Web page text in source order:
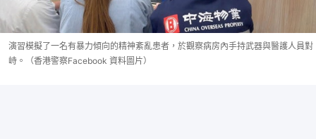
演習模擬了一名有暴力傾向的精神紊亂患者，於觀察病房內手持武器與醫護人員對
峙。（香港警察Facebook 資料圖片）